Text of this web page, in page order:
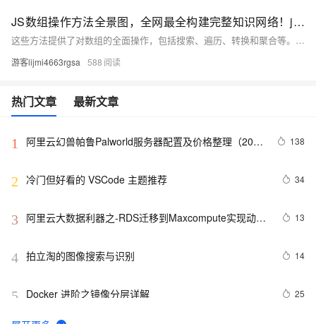
JS数组操作方法全景图，全网最全构建完整知识网络！js数组操作方法全集（实现筛选转换、随机排序洗牌算法、复杂数据处理统计等情景详解，附大量源码和易错点解析）
这些方法提供了对数组的全面操作，包括搜索、遍历、转换和聚合等。通过分为原地操作方法、非原地操作方法和其他方法便于您理解和记忆，并熟悉他们各自的使用方法与使用范围。详细的案例与进阶使用，方便您理解数组操作的底层原理。链式调用的几个案例，让您玩转数组操作。 只有锻炼思维才能可持续地解决问题，只有思维才是真正值得学习和分享的核心要素。如果这篇博客能给您带来一点帮助，麻烦您点个赞支持一下，还可以收藏起来以备不时之需，有疑问和错误欢迎在评论区指出~
游客lijmi4663rgsa 588
热门文章 最新文章
1
阿里云幻兽帕鲁Palworld服务器配置及价格整理（2024
138
2 冷门但好看的 VSCode 主题推荐 34
3
阿里云大数据利器之-RDS迁移到Maxcompute实现动态
13
4 拍立淘的图像搜索与识别 14
5 Docker 进阶之镜像分层详解 25